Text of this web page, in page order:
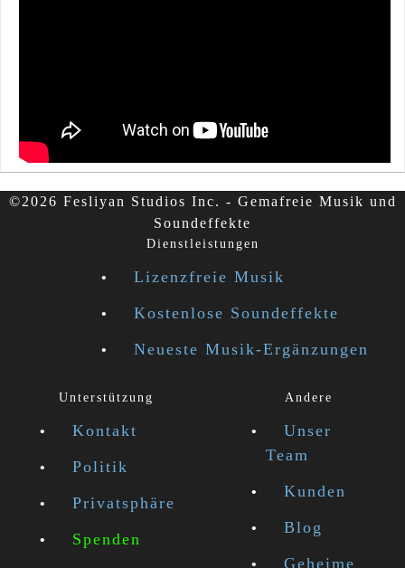
©2026 Fesliyan Studios Inc. - Gemafreie Musik und
Soundeffekte
Dienstleistungen
Lizenzfreie Musik
Kostenlose Soundeffekte
Neueste Musik-Ergänzungen
Unterstützung
Kontakt
Politik
Privatsphäre
Spenden
Andere
Unser
Team
Kunden
Blog
Geheime